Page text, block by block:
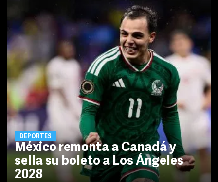
DEPORTES
México remonta a Canadá y
sella su boleto a Los Ángeles
2028